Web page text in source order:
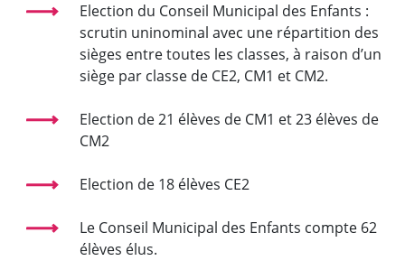
Election du Conseil Municipal des Enfants :
scrutin uninominal avec une répartition des
sièges entre toutes les classes, à raison d’un
siège par classe de CE2, CM1 et CM2.
Election de 21 élèves de CM1 et 23 élèves de
CM2
Election de 18 élèves CE2
Le Conseil Municipal des Enfants compte 62
élèves élus.